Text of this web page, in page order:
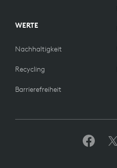
WERTE
Nachhaltigkeit
Recycling
Barrierefreiheit